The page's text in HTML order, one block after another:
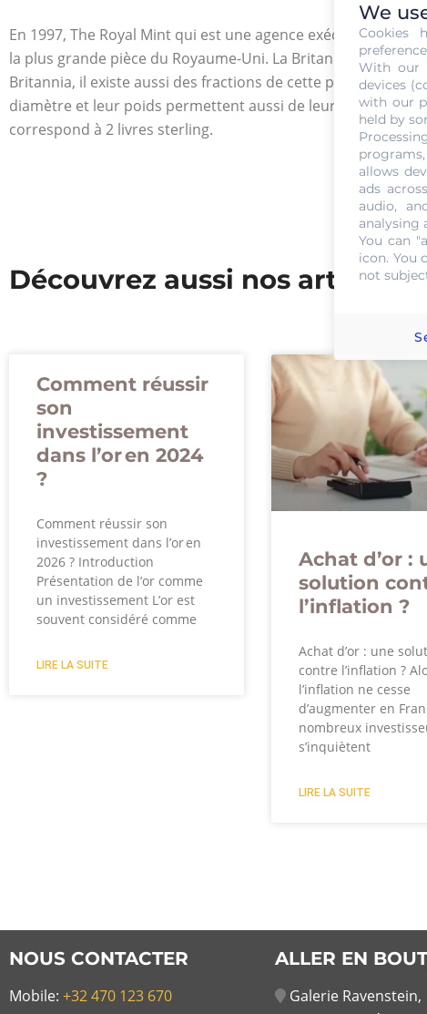
En 1997, The Royal Mint qui est une agence exécutive du
la plus grande pièce du Royaume-Uni. La Britannia d’argent
Britannia, il existe aussi des fractions de cette pièce
diamètre et leur poids permettent aussi de leur différencier.
correspond à 2 livres sterling.
Découvrez aussi nos articles
Comment réussir
son
investissement
dans l’or en 2024
?
Comment réussir son
investissement dans l’or en
2026 ? Introduction
Présentation de l’or comme
un investissement L’or est
souvent considéré comme
LIRE LA SUITE
Achat d’or :
solution
l’inflation ?
Achat d’or : une
contre l’inflation ?
l’inflation ne cesse
d’augmenter en
nombreux
s’inquiètent
LIRE LA SUITE
NOUS CONTACTER
Mobile: +32 470 123 670
ALLER EN
Galerie Ravenstein,
We
Cookies
With our
devices
with our
held by
allows
ads
audio,
analysing
You can
icon. You
not